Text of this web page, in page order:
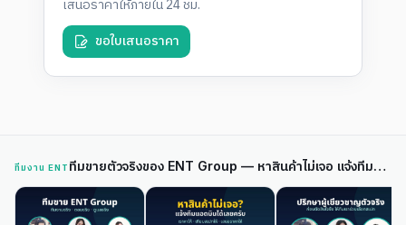
เสนอราคาให้ภายใน 24 ชม.
ขอใบเสนอราคา
ทีมงาน ENT ทีมขายตัวจริงของ ENT Group — หาสินค้าไม่เจอ แจ้งทีมแอดมินได้เลย